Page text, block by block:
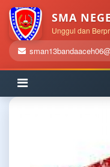
SMA
Unggul dan